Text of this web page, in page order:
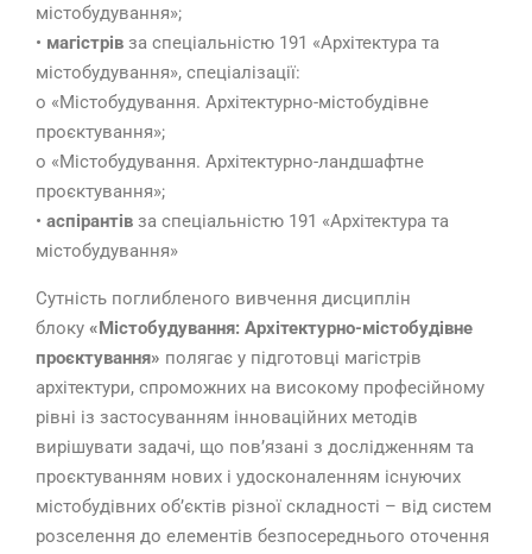
містобудування»;
• магістрів за спеціальністю 191 «Архітектура та
містобудування», спеціалізації:
o «Містобудування. Архітектурно-містобудівне
проєктування»;
o «Містобудування. Архітектурно-ландшафтне
проєктування»;
• аспірантів за спеціальністю 191 «Архітектура та
містобудування»
Сутність поглибленого вивчення дисциплін
блоку «Містобудування: Архітектурно-містобудівне
проєктування» полягає у підготовці магістрів
архітектури, спроможних на високому професійному
рівні із застосуванням інноваційних методів
вирішувати задачі, що пов’язані з дослідженням та
проєктуванням нових і удосконаленням існуючих
містобудівних об’єктів різної складності – від систем
розселення до елементів безпосереднього оточення